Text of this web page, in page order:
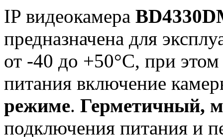
IP видеокамера
предназначена для
от -40 до +50°C, при этом
питания включение
режиме. Герметичный,
подключения питания и